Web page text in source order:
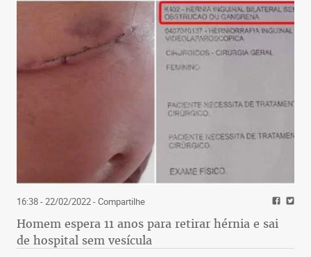
16:38 - 22/02/2022- Compartilhe
Homem espera 11 anos para retirar hérnia e sai
de hospital sem vesícula